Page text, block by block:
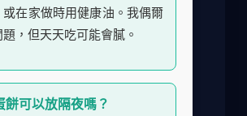
或在家做時用健康油。我偶爾
，但天天吃可能會膩。
餅可以放隔夜嗎？